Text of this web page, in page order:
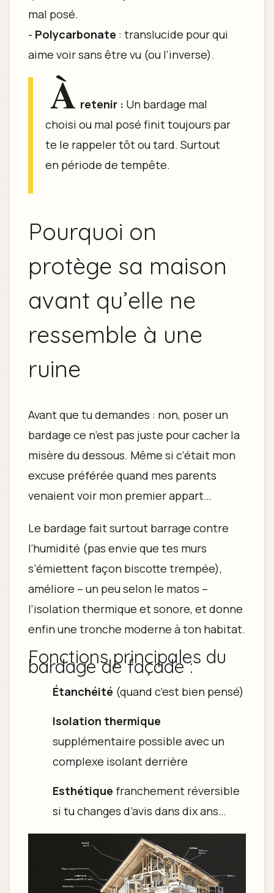
mal posé.
- Polycarbonate : translucide pour qui
aime voir sans être vu (ou l’inverse).
À retenir : Un bardage mal
choisi ou mal posé finit toujours par
te le rappeler tôt ou tard. Surtout
en période de tempête.
Pourquoi on
protège sa maison
avant qu’elle ne
ressemble à une
ruine
Avant que tu demandes : non, poser un
bardage ce n’est pas juste pour cacher la
misère du dessous. Même si c’était mon
excuse préférée quand mes parents
venaient voir mon premier appart…
Le bardage fait surtout barrage contre
l’humidité (pas envie que tes murs
s’émiettent façon biscotte trempée),
améliore – un peu selon le matos –
l’isolation thermique et sonore, et donne
enfin une tronche moderne à ton habitat.
Fonctions principales du
bardage de façade :
Étanchéité (quand c’est bien pensé)
Isolation thermique
supplémentaire possible avec un
complexe isolant derrière
Esthétique franchement réversible
si tu changes d’avis dans dix ans…